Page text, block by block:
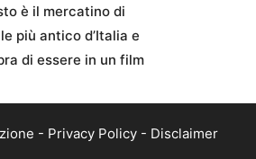
è il mercatino di
più antico d’Italia e
di essere in un film
- Privacy Policy - Disclaimer